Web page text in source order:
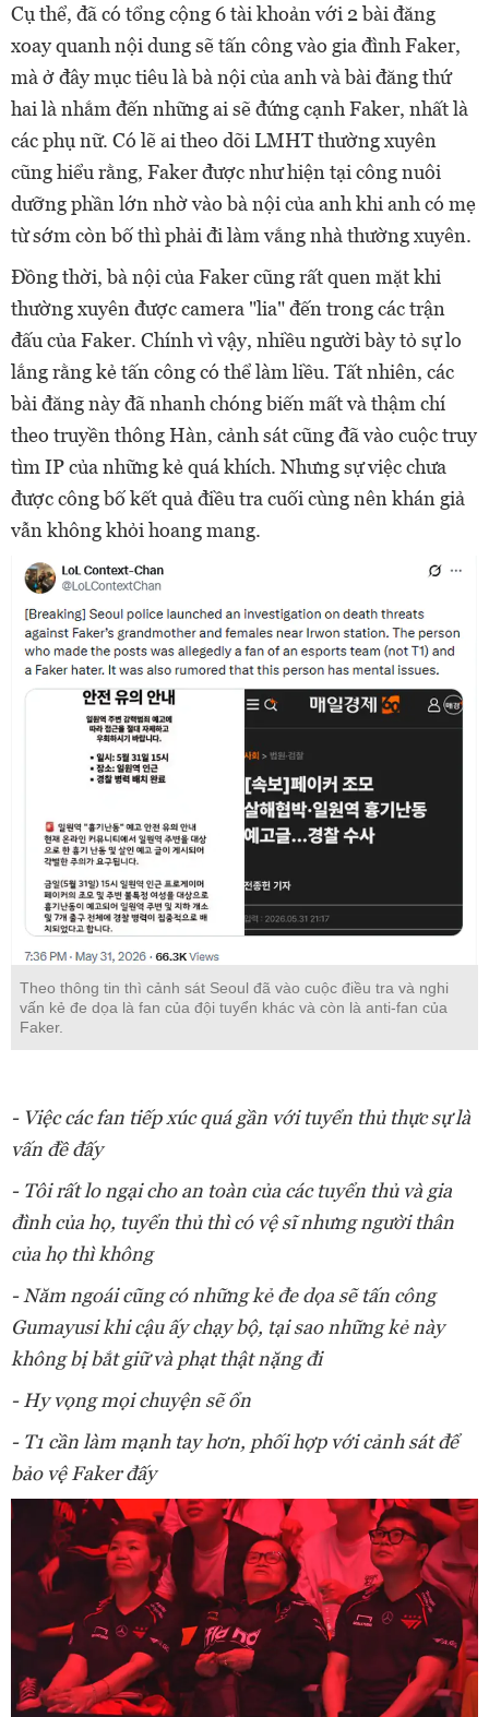
Cụ thể, đã có tổng cộng 6 tài khoản với 2 bài đăng
xoay quanh nội dung sẽ tấn công vào gia đình Faker,
mà ở đây mục tiêu là bà nội của anh và bài đăng thứ
hai là nhắm đến những ai sẽ đứng cạnh Faker, nhất là
các phụ nữ. Có lẽ ai theo dõi LMHT thường xuyên
cũng hiểu rằng, Faker được như hiện tại công nuôi
dưỡng phần lớn nhờ vào bà nội của anh khi anh có mẹ
từ sớm còn bố thì phải đi làm vắng nhà thường xuyên.
Đồng thời, bà nội của Faker cũng rất quen mặt khi
thường xuyên được camera "lia" đến trong các trận
đấu của Faker. Chính vì vậy, nhiều người bày tỏ sự lo
lắng rằng kẻ tấn công có thể làm liều. Tất nhiên, các
bài đăng này đã nhanh chóng biến mất và thậm chí
theo truyền thông Hàn, cảnh sát cũng đã vào cuộc truy
tìm IP của những kẻ quá khích. Nhưng sự việc chưa
được công bố kết quả điều tra cuối cùng nên khán giả
vẫn không khỏi hoang mang.
Theo thông tin thì cảnh sát Seoul đã vào cuộc điều tra và nghi
vấn kẻ đe dọa là fan của đội tuyển khác và còn là anti-fan của
Faker.
- Việc các fan tiếp xúc quá gần với tuyển thủ thực sự là
vấn đề đấy
- Tôi rất lo ngại cho an toàn của các tuyển thủ và gia
đình của họ, tuyển thủ thì có vệ sĩ nhưng người thân
của họ thì không
- Năm ngoái cũng có những kẻ đe dọa sẽ tấn công
Gumayusi khi cậu ấy chạy bộ, tại sao những kẻ này
không bị bắt giữ và phạt thật nặng đi
- Hy vọng mọi chuyện sẽ ổn
- T1 cần làm mạnh tay hơn, phối hợp với cảnh sát để
bảo vệ Faker đấy